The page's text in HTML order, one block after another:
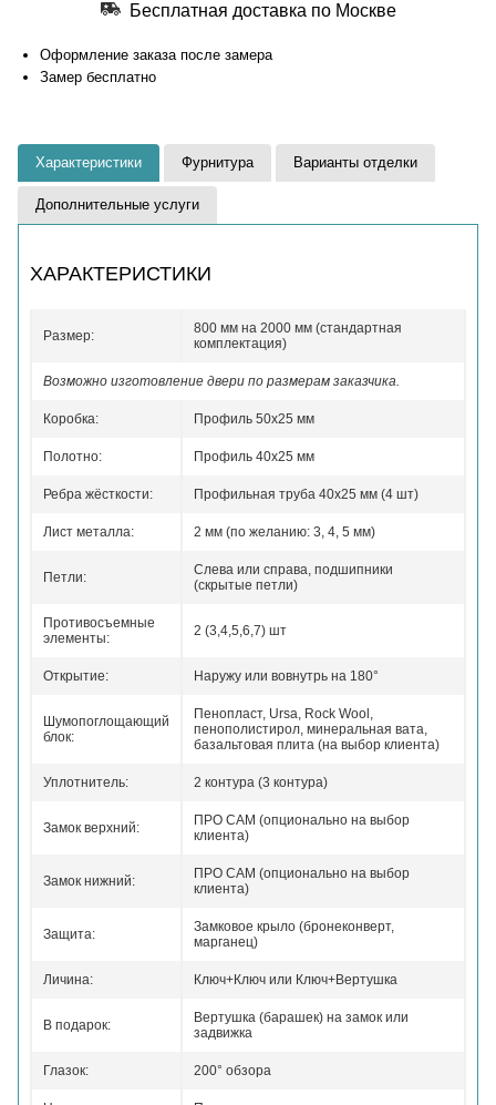
Бесплатная доставка по Москве
Оформление заказа после замера
Замер бесплатно
Характеристики Фурнитура Варианты отделки
Дополнительные услуги
ХАРАКТЕРИСТИКИ
Размер:
800 мм на 2000 мм (стандартная
комплектация)
Возможно изготовление двери по размерам заказчика.
Коробка: Профиль 50x25 мм
Полотно: Профиль 40x25 мм
Ребра жёсткости: Профильная труба 40х25 мм (4 шт)
Лист металла: 2 мм (по желанию: 3, 4, 5 мм)
Петли:
Слева или справа, подшипники
(скрытые петли)
Противосъемные
элементы:
2 (3,4,5,6,7) шт
Открытие: Наружу или вовнутрь на 180°
Шумопоглощающий
блок:
Пенопласт, Ursa, Rock Wool,
пенополистирол, минеральная вата,
базальтовая плита (на выбор клиента)
Уплотнитель: 2 контура (3 контура)
Замок верхний:
ПРО САМ (опционально на выбор
клиента)
Замок нижний:
ПРО САМ (опционально на выбор
клиента)
Защита:
Замковое крыло (бронеконверт,
марганец)
Личина: Ключ+Ключ или Ключ+Вертушка
В подарок:
Вертушка (барашек) на замок или
задвижка
Глазок: 200° обзора